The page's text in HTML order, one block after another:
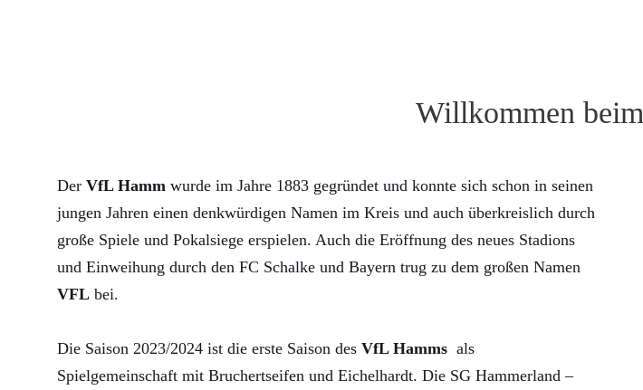
Willkommen beim
Der VfL Hamm wurde im Jahre 1883 gegründet und konnte sich schon in seinen
jungen Jahren einen denkwürdigen Namen im Kreis und auch überkreislich durch
große Spiele und Pokalsiege erspielen. Auch die Eröffnung des neues Stadions
und Einweihung durch den FC Schalke und Bayern trug zu dem großen Namen
VFL bei.
Die Saison 2023/2024 ist die erste Saison des VfL Hamms als
Spielgemeinschaft mit Bruchertseifen und Eichelhardt. Die SG Hammerland –